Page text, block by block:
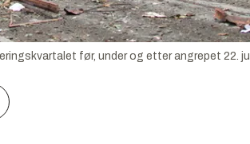
før, under og etter angrepet 22.